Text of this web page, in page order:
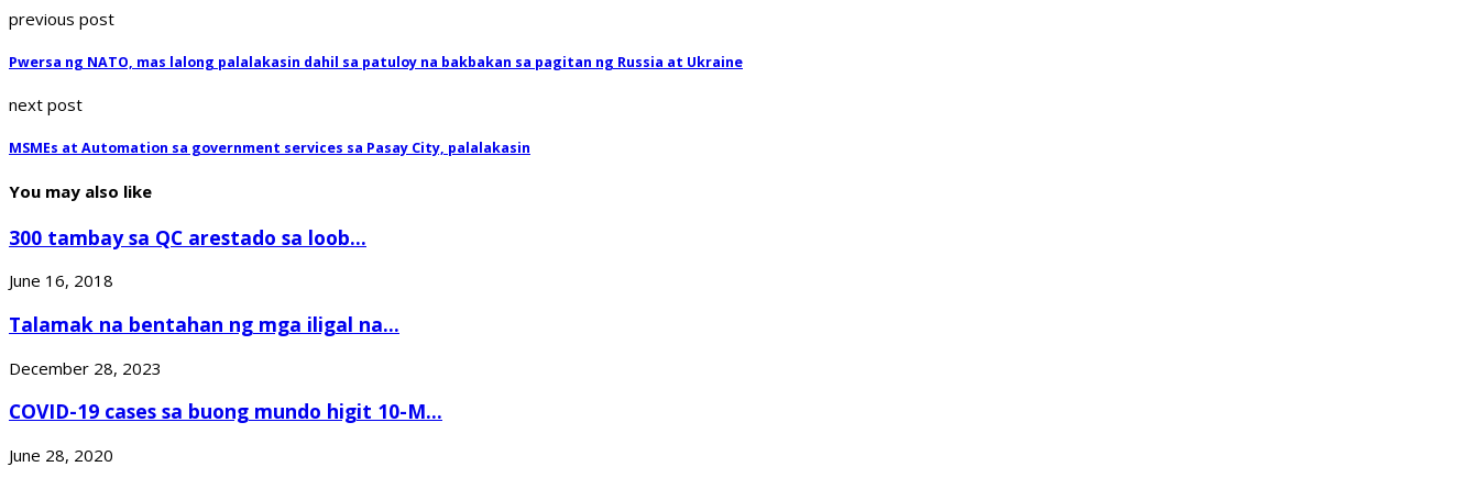
previous post
Pwersa ng NATO, mas lalong palalakasin dahil sa patuloy na bakbakan sa pagitan ng Russia at Ukraine
next post
MSMEs at Automation sa government services sa Pasay City, palalakasin
You may also like
300 tambay sa QC arestado sa loob...
June 16, 2018
Talamak na bentahan ng mga iligal na...
December 28, 2023
COVID-19 cases sa buong mundo higit 10-M...
June 28, 2020